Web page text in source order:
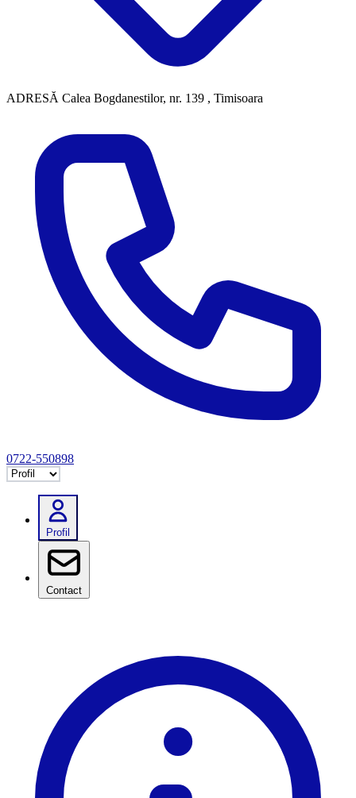
ADRESĂ Calea Bogdanestilor, nr. 139 , Timisoara
0722-550898
Selectează tab
Profil
Contact